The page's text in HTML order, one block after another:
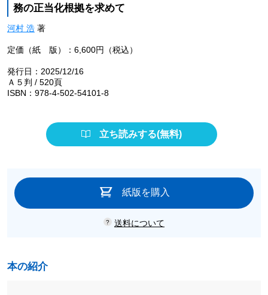
務の正当化根拠を求めて
河村 浩著
定価（紙 版）：6,600円（税込）
発行日：2025/12/16
Ａ５判 / 520頁
ISBN：978-4-502-54101-8
立ち読みする(無料)
紙版を購入
送料について
本の紹介